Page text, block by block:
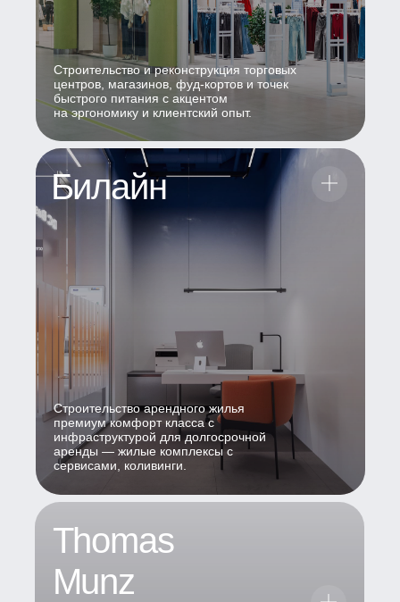
Строительство и реконструкция торговых
центров, магазинов, фуд-кортов и точек
быстрого питания с акцентом
на эргономику и клиентский опыт.
Билайн
Строительство арендного жилья
премиум комфорт класса с
инфраструктурой для долгосрочной
аренды — жилые комплексы с
сервисами, коливинги.
Thomas
Munz